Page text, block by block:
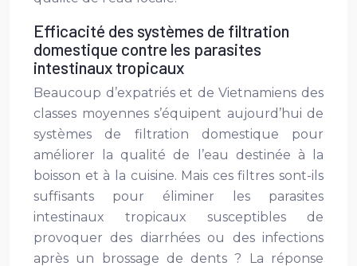
Efficacité des systèmes de filtration
domestique contre les parasites
intestinaux tropicaux
Beaucoup d’expatriés et de Vietnamiens des
classes moyennes s’équipent aujourd’hui de
systèmes de filtration domestique pour
améliorer la qualité de l’eau destinée à la
boisson et à la cuisine. Mais ces filtres sont-ils
suffisants pour éliminer les parasites
intestinaux tropicaux susceptibles de
provoquer des diarrhées ou des infections
après un brossage de dents ? La réponse